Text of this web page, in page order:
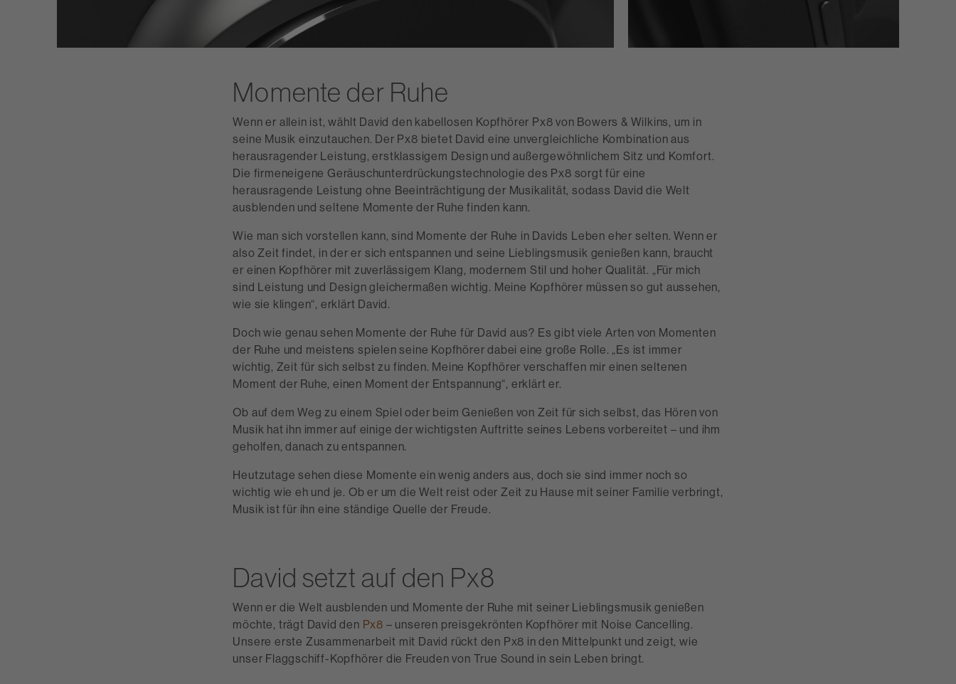
Momente der Ruhe
Wenn er allein ist, wählt David den kabellosen Kopfhörer Px8 von Bowers & Wilkins, um in
seine Musik einzutauchen. Der Px8 bietet David eine unvergleichliche Kombination aus
herausragender Leistung, erstklassigem Design und außergewöhnlichem Sitz und Komfort.
Die firmeneigene Geräuschunterdrückungstechnologie des Px8 sorgt für eine
herausragende Leistung ohne Beeinträchtigung der Musikalität, sodass David die Welt
ausblenden und seltene Momente der Ruhe finden kann.
Wie man sich vorstellen kann, sind Momente der Ruhe in Davids Leben eher selten. Wenn er
also Zeit findet, in der er sich entspannen und seine Lieblingsmusik genießen kann, braucht
er einen Kopfhörer mit zuverlässigem Klang, modernem Stil und hoher Qualität. „Für mich
sind Leistung und Design gleichermaßen wichtig. Meine Kopfhörer müssen so gut aussehen,
wie sie klingen“, erklärt David.
Doch wie genau sehen Momente der Ruhe für David aus? Es gibt viele Arten von Momenten
der Ruhe und meistens spielen seine Kopfhörer dabei eine große Rolle. „Es ist immer
wichtig, Zeit für sich selbst zu finden. Meine Kopfhörer verschaffen mir einen seltenen
Moment der Ruhe, einen Moment der Entspannung“, erklärt er.
Ob auf dem Weg zu einem Spiel oder beim Genießen von Zeit für sich selbst, das Hören von
Musik hat ihn immer auf einige der wichtigsten Auftritte seines Lebens vorbereitet – und ihm
geholfen, danach zu entspannen.
Heutzutage sehen diese Momente ein wenig anders aus, doch sie sind immer noch so
wichtig wie eh und je. Ob er um die Welt reist oder Zeit zu Hause mit seiner Familie verbringt,
Musik ist für ihn eine ständige Quelle der Freude.
David setzt auf den Px8
Wenn er die Welt ausblenden und Momente der Ruhe mit seiner Lieblingsmusik genießen
möchte, trägt David den Px8 – unseren preisgekrönten Kopfhörer mit Noise Cancelling.
Unsere erste Zusammenarbeit mit David rückt den Px8 in den Mittelpunkt und zeigt, wie
unser Flaggschiff-Kopfhörer die Freuden von True Sound in sein Leben bringt.